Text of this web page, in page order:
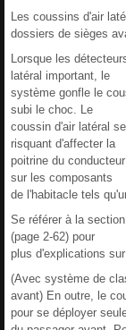
Les coussins d'air
dossiers de sièges
Lorsque les
latéral important, le
système gonfle le
subi le choc. Le
coussin d'air latéral
risquant d'affecter la
poitrine du
sur les composants
de l'habitacle tels
Se référer à la
(page 2-62) pour
plus d'explications
(Avec système de
avant) En outre, le
pour se déployer